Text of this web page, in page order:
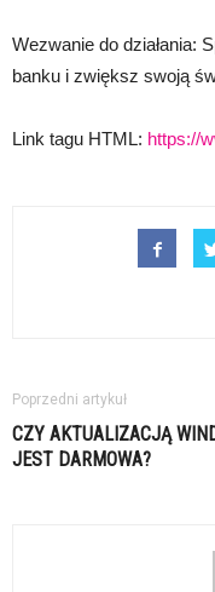
Wezwanie do działania:
banku i zwiększ swoją
Link tagu HTML: https://
Poprzedni artykuł
CZY AKTUALIZACJĄ
JEST DARMOWA?